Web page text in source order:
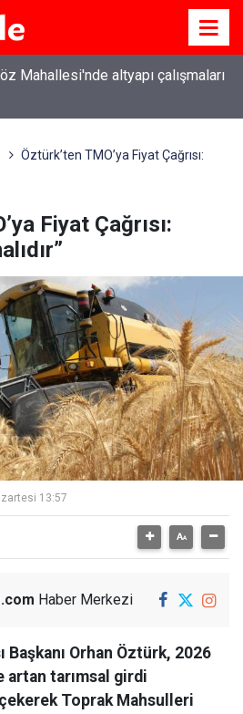
Mahallesi'nde altyapı çalışmaları
Öztürk’ten TMO’ya Fiyat Çağrısı:
Fiyat Çağrısı:
13:57
Haber Merkezi
Başkanı Orhan Öztürk, 2026
artan tarımsal girdi
Toprak Mahsulleri